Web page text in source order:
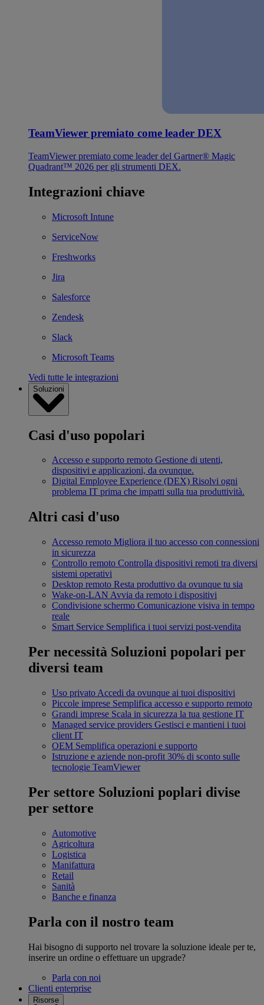
TeamViewer premiato come leader DEX
TeamViewer premiato come leader del Gartner® Magic
Quadrant™ 2026 per gli strumenti DEX.
Integrazioni chiave
Microsoft Intune
ServiceNow
Freshworks
Jira
Salesforce
Zendesk
Slack
Microsoft Teams
Vedi tutte le integrazioni
Soluzioni
Casi d'uso popolari
Accesso e supporto remoto Gestione di utenti,
dispositivi e applicazioni, da ovunque.
Digital Employee Experience (DEX) Risolvi ogni
problema IT prima che impatti sulla tua produttività.
Altri casi d'uso
Accesso remoto Migliora il tuo accesso con connessioni
in sicurezza
Controllo remoto Controlla dispositivi remoti tra diversi
sistemi operativi
Desktop remoto Resta produttivo da ovunque tu sia
Wake-on-LAN Avvia da remoto i dispositivi
Condivisione schermo Comunicazione visiva in tempo
reale
Smart Service Semplifica i tuoi servizi post-vendita
Per necessità Soluzioni popolari per
diversi team
Uso privato Accedi da ovunque ai tuoi dispositivi
Piccole imprese Semplifica accesso e supporto remoto
Grandi imprese Scala in sicurezza la tua gestione IT
Managed service providers Gestisci e mantieni i tuoi
client IT
OEM Semplifica operazioni e supporto
Istruzione e aziende non-profit 30% di sconto sulle
tecnologie TeamViewer
Per settore Soluzioni poplari divise
per settore
Automotive
Agricoltura
Logistica
Manifattura
Retail
Sanità
Banche e finanza
Parla con il nostro team
Hai bisogno di supporto nel trovare la soluzione ideale per te,
inserire un ordine o effettuare un upgrade?
Parla con noi
Clienti enterprise
Risorse